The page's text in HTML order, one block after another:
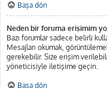
Başa dön
Neden bir foruma erişimim
Bazı forumlar sadece belirli
Mesajları okumak,
gerekebilir. Size erişim
yöneticisiyle iletişime geçin.
Başa dön